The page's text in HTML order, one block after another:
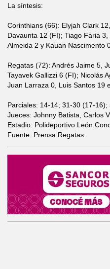
La síntesis:
Corinthians (66): Elyjah Clark
Davaunta 12 (FI); Tiago Faria
Almeida 2 y Kauan Nascimento
Regatas (72): Andrés Jaime 5,
Tayavek Gallizzi 6 (FI); Nicolás
Juan Larraza 0, Luis Santos 19
Parciales: 14-14; 31-30 (17-
Jueces: Johnny Batista, Carlos
Estadio: Polideportivo León
Fuente: Prensa Regatas